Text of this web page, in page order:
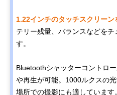
1.22インチのタッチスクリーン
テリー残量、バランスなどを
す。
Bluetoothシャッターコントロ
や再生が可能。1000ルクスの
場所での撮影にも適しています。